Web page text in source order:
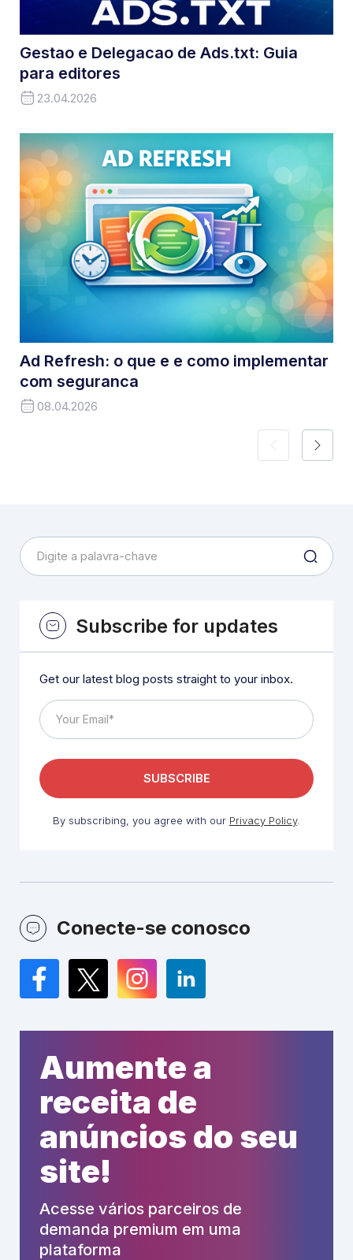
Gestao e Delegacao de Ads.txt: Guia
para editores
23.04.2026
Ad Refresh: o que e e como implementar
com seguranca
08.04.2026
Subscribe for updates
Get our latest blog posts straight to your inbox.
By subscribing, you agree with our Privacy Policy.
Conecte-se conosco
Facebook
TwitterInstagramLinkedIn
Aumente a
receita de
anúncios do seu
site!
Acesse vários parceiros de
demanda premium em uma
plataforma